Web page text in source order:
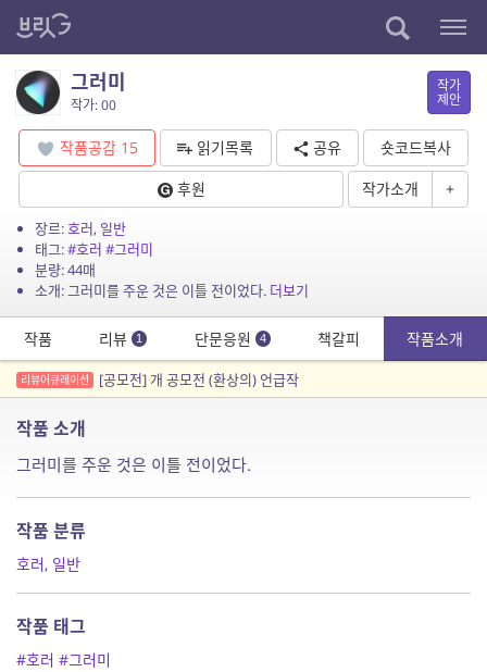
그러미
작가: 00
작가
제안
작품공감 15 읽기목록 공유
숏코드복사
후원
작가소개 +
장르:호러, 일반
태그:#호러 #그러미
분량: 44매
소개: 그러미를 주운 것은 이틀 전이었다. 더보기
작품 리뷰 1 단문응원 4 책갈피 작품소개
리뷰어큐레이션 [공모전] 개 공모전 (환상의) 언급작
작품 소개
그러미를 주운 것은 이틀 전이었다.
작품 분류
호러, 일반
작품 태그
#호러 #그러미